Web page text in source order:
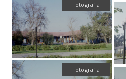
Fotografía
Fotografía